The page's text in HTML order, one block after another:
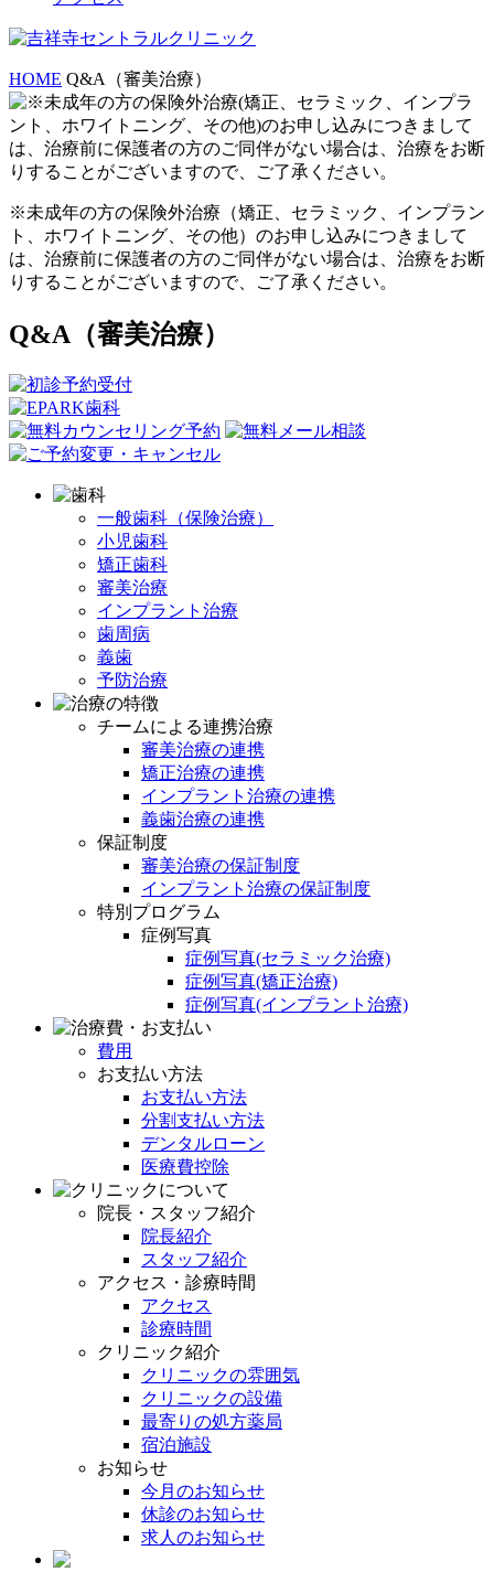
HOME Q&A（審美治療）
※未成年の方の保険外治療（矯正、セラミック、インプラン
ト、ホワイトニング、その他）のお申し込みにつきまして
は、治療前に保護者の方のご同伴がない場合は、治療をお断
りすることがございますので、ご了承ください。
Q&A（審美治療）
一般歯科（保険治療）
小児歯科
矯正歯科
審美治療
インプラント治療
歯周病
義歯
予防治療
チームによる連携治療
審美治療の連携
矯正治療の連携
インプラント治療の連携
義歯治療の連携
保証制度
審美治療の保証制度
インプラント治療の保証制度
特別プログラム
症例写真
症例写真(セラミック治療)
症例写真(矯正治療)
症例写真(インプラント治療)
費用
お支払い方法
お支払い方法
分割支払い方法
デンタルローン
医療費控除
院長・スタッフ紹介
院長紹介
スタッフ紹介
アクセス・診療時間
アクセス
診療時間
クリニック紹介
クリニックの雰囲気
クリニックの設備
最寄りの処方薬局
宿泊施設
お知らせ
今月のお知らせ
休診のお知らせ
求人のお知らせ